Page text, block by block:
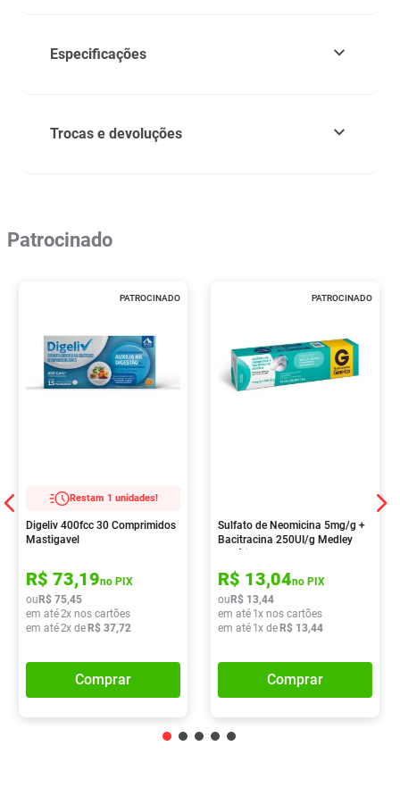
Especificações
Trocas e devoluções
Patrocinado
PATROCINADO
Restam 1 unidades!
Digeliv 400fcc 30 Comprimidos
Mastigavel
R$ 73,19no PIX
ou R$ 75,45
em até2x nos cartões
em até2x de R$ 37,72
Comprar
PATROCINADO
Sulfato de Neomicina 5mg/g +
Bacitracina 250UI/g Medley
Dermatológica 15g
R$ 13,04no PIX
ou R$ 13,44
em até 1x nos cartões
em até 1x de R$ 13,44
Comprar